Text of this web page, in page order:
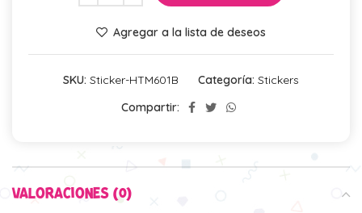
Agregar a la lista de deseos
SKU: Sticker-HTM601B Categoría: Stickers
Compartir:
VALORACIONES (0)